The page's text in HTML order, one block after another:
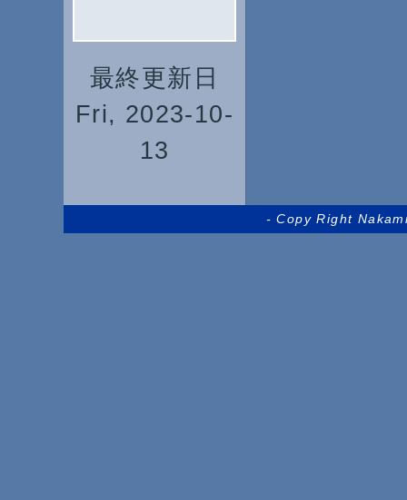
最終更新日
Fri, 2023-10-
13
- Copy Right